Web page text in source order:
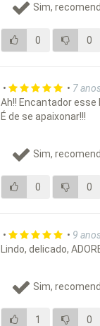
Sim,
0 0
• • 7
Ah!! Encantador
É de se apaixonar!!!
Sim,
0 0
• • 9
Lindo, delicado,
Sim,
1 0